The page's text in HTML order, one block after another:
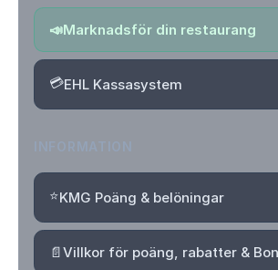
📣Marknadsför din restaurang
💳EHL Kassasystem
⭐KMG Poäng & belöningar
📄Villkor för poäng, rabatter &